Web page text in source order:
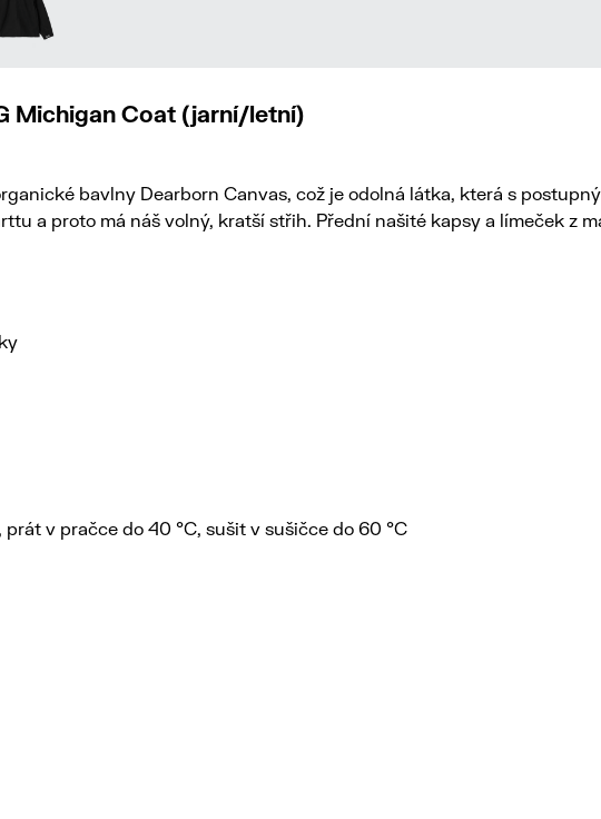
Michigan Coat (jarní/letní)
bavlny Dearborn Canvas, což je odolná látka, která s
a proto má náš volný, kratší střih. Přední našité kapsy a límeček z
v pračce do 40 °C, sušit v sušičce do 60 °C